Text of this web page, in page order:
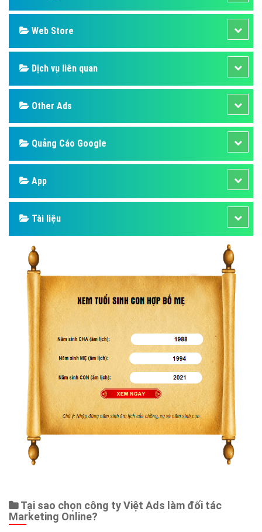
Web Store
Dịch vụ liên quan
Other Ads
Quảng Cáo Google
App
Tài liệu
Tại sao chọn công ty Việt Ads làm đối tác
Marketing Online?